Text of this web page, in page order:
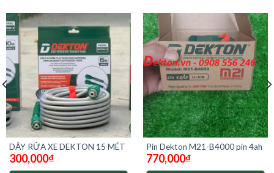
DÂY RỬA XE DEKTON 15 MÉT
300,000₫
Pin Dekton M21-B4000 pin 4ah
770,000₫